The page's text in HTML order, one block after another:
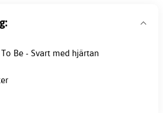
Be - Svart med hjärtan